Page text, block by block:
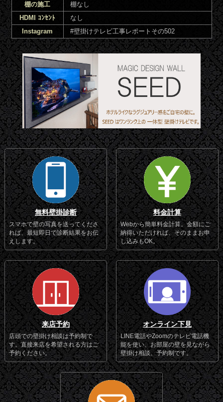
棚の施工
棚なし
HDMI ｺﾝｾﾝﾄ
なし
Instagram
#壁掛けテレビ工事レポートその502
無料壁掛診断
スマホで壁の写真を送ってくださ
れば、最短即日で診断結果をお伝
えします。
料金計算
Webから簡単料金計算。金額にご
納得いただければ、そのままお申
し込みもOK。
来店予約
店頭での壁掛け相談は予約制で
す。直接来店を希望される方はご
予約ください。
オンライン下見
LINE電話やZoomのテレビ電話機
能を使い、お部屋の壁を見ながら
壁掛け相談。予約制です。